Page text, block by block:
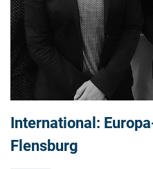
International:
Flensburg